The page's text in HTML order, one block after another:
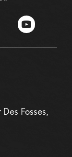
YouTube
Fosses,